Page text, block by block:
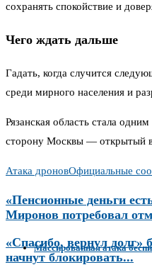
сохранять спокойствие и
Чего ждать дальше
Гадать, когда случится
среди мирного населения и
Рязанская область стала
сторону Москвы — открытый
Атака дроновОфициальные
«Пенсионные деньги
Миронов потребовал
«Спасибо, вернул долг»
начнут блокировать...
Массированная атака